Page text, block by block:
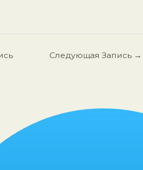
Следующая Запись →